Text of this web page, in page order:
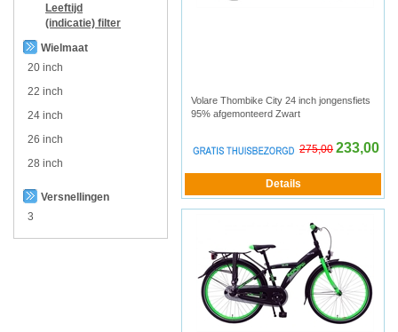
Leeftijd
(indicatie) filter
Wielmaat
20 inch
22 inch
24 inch
26 inch
28 inch
Versnellingen
3
Volare Thombike City 24 inch jongensfiets
95% afgemonteerd Zwart
275,00 233,00